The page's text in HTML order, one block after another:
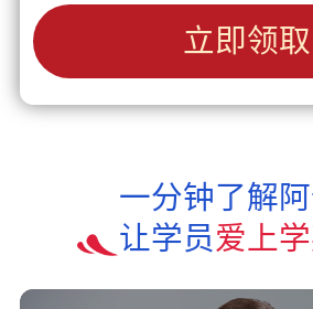
立即领取
一分钟了解
让学员爱上